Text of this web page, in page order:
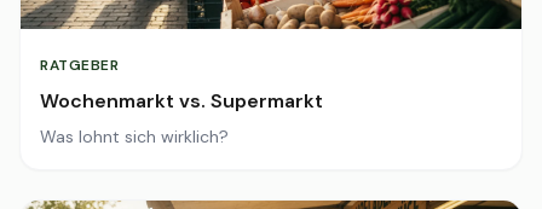
RATGEBER
Wochenmarkt vs. Supermarkt
Was lohnt sich wirklich?